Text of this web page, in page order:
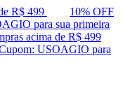
R$ 499
10% OFF
para sua primeira
acima de R$ 499
USOAGIO para